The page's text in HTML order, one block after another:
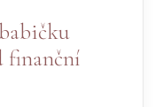
finanční